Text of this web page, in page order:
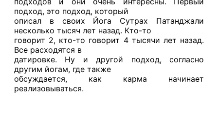
подход, это подход, который
описал в своих Йога Сутрах Патанджали
несколько тысяч лет назад. Кто-то
говорит 2, кто-то говорит 4 тысячи лет назад.
Все расходятся в
датировке. Ну и другой подход, согласно
другим йогам, где также
обсуждается, как карма начинает
реализовываться.